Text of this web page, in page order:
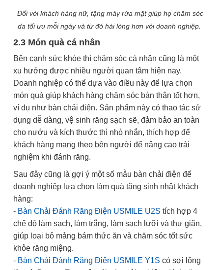
Đối với khách hàng nữ, tặng máy rửa mặt giúp họ chăm sóc
da tối ưu mỗi ngày và từ đó hài lòng hơn với doanh nghiệp.
2.3 Món quà cá nhân
Bên cạnh sức khỏe thì chăm sóc cá nhân cũng là một
xu hướng được nhiều người quan tâm hiện nay.
Doanh nghiệp có thể dựa vào điều này để lựa chọn
món quà giúp khách hàng chăm sóc bản thân tốt hơn,
ví dụ như bàn chải điện. Sản phẩm này có thao tác sử
dụng dễ dàng, vệ sinh răng sạch sẽ, đảm bảo an toàn
cho nướu và kích thước thì nhỏ nhắn, thích hợp để
khách hàng mang theo bên người để nâng cao trải
nghiệm khi đánh răng.
Sau đây cũng là gợi ý một số mẫu bàn chải điện để
doanh nghiệp lựa chọn làm quà tặng sinh nhật khách
hàng:
- Bàn Chải Đánh Răng Điện USMILE U2S tích hợp 4
chế độ làm sạch, làm trắng, làm sạch lưỡi và thư giãn,
giúp loại bỏ mảng bám thức ăn và chăm sóc tốt sức
khỏe răng miệng.
- Bàn Chải Đánh Răng Điện USMILE Y1S có sợi lông